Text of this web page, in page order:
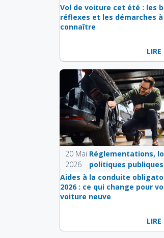
Vol de voiture cet été : les
réflexes et les démarches à
connaître
LIRE
20 Mai
2026
Réglementations,
politiques publiques
Aides à la conduite
2026 : ce qui change pour
voiture neuve
LIRE